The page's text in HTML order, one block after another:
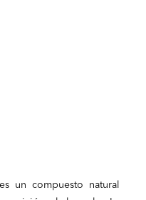
un compuesto natural